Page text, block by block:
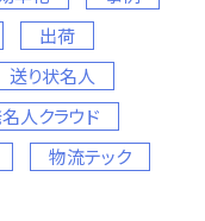
出荷
送り状名人
人クラウド
物流テック